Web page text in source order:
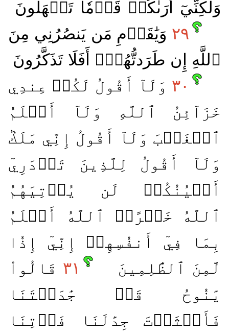
وَلَٰكِنِّيٓ أَرَىٰكُمۡ قَوۡمٗا تَجۡهَلُونَ
٢٩ وَيَٰقَوۡمِ مَن يَنصُرُنِي مِنَ
ٱللَّهِ إِن طَرَدتُّهُمۡۚ أَفَلَا تَذَكَّرُونَ
٣٠ وَلَآ أَقُولُ لَكُمۡ عِندِي
خَزَآئِنُ ٱللَّهِ وَلَآ أَعۡلَمُ
ٱلۡغَيۡبَ وَلَآ أَقُولُ إِنِّي مَلَكٞ
وَلَآ أَقُولُ لِلَّذِينَ تَزۡدَرِيٓ
أَعۡيُنُكُمۡ لَن يُؤۡتِيَهُمُ
ٱللَّهُ خَيۡرًاۖ ٱللَّهُ أَعۡلَمُ
بِمَا فِيٓ أَنفُسِهِمۡ إِنِّيٓ إِذٗا
لَّمِنَ ٱلظَّٰلِمِينَ
٣١ قَالُواْ
يَٰنُوحُ قَدۡ جَٰدَلۡتَنَا
فَأَكۡثَرۡتَ جِدَٰلَنَا فَأۡتِنَا